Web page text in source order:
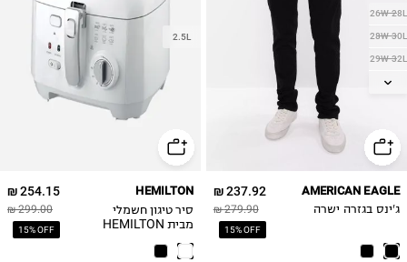
26W-28L
28W-30L
29W-32L
30W-30L
32W-30L
32W-32L
32W-34L
34W-30L
237.92 ₪
279.90 ₪
15% OFF
AMERICAN EAGLE
ג'ינס בגזרה ישרה
2.5L
254.15 ₪
299.00 ₪
15% OFF
HEMILTON
סיר טיגון חשמלי
מבית HEMILTON
רשמי